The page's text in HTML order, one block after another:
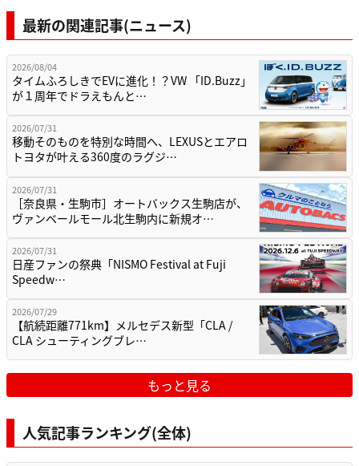
最新の関連記事(ニュース)
2026/08/04
タイムふろしきでEVに進化！？VW 「ID.Buzz」
が１周年でドラえもんと…
2026/07/31
移動そのものを特別な時間へ、LEXUSとエアロ
トヨタが叶える360度のラグジ…
2026/07/31
［奈良県・生駒市］オートバックス生駒店が、
ヴァンベールモール北生駒内に新規オ…
2026/07/31
日産ファンの祭典「NISMO Festival at Fuji
Speedw…
2026/07/29
【航続距離771km】メルセデス新型「CLA /
CLA シューティングブレ…
もっと見る
人気記事ランキング(全体)